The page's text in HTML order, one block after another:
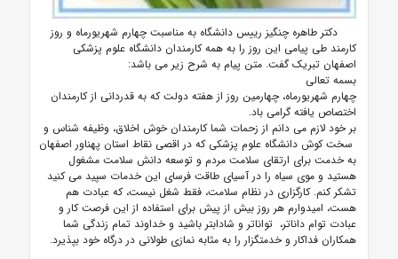
دکتر طاهره چنگیز رییس دانشگاه به مناسبت چهارم شهریورماه و روز
کارمند طی پیامی این روز را به همه کارمندان دانشگاه علوم پزشکی
اصفهان تبریک گفت. متن پیام به شرح زیر می باشد:
بسمه تعالی
چهارم شهریورماه، چهارمین روز از هفته دولت که به قدردانی از کارمندان
اختصاص یافته گرامی باد.
بر خود لازم می دانم از زحمات شما کارمندان خوش اخلاق، وظیفه شناس و
سخت کوش دانشگاه علوم پزشکی که در اقصی نقاط استان پهناور اصفهان
به خدمت برای ارتقای سلامت مردم و توسعه دانش سلامت مشغول
هستید و موی سیاه را در آسیای طاقت فرسای این خدمات سپید می کنید
تشکر کنم. کارگزاری در نظام سلامت، فقط شغل نیست، که عبادت هم
هست، امیدوارم هر روز بیش از پیش برای استفاده از این فرصت کار و
عبادت توام داناتر، تواناتر و شادابتر باشید و خداوند تمام زندگی شما
همکاران فداکار و خدمتگزار را به مثابه نمازی طولانی در درگاه خود بپذیرد.